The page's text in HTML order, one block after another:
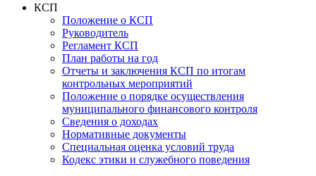
КСП
Положение о КСП
Руководитель
Регламент КСП
План работы на год
Отчеты и заключения КСП по итогам
контрольных мероприятий
Положение о порядке осуществления
муниципального финансового контроля
Сведения о доходах
Нормативные документы
Специальная оценка условий труда
Кодекс этики и служебного поведения